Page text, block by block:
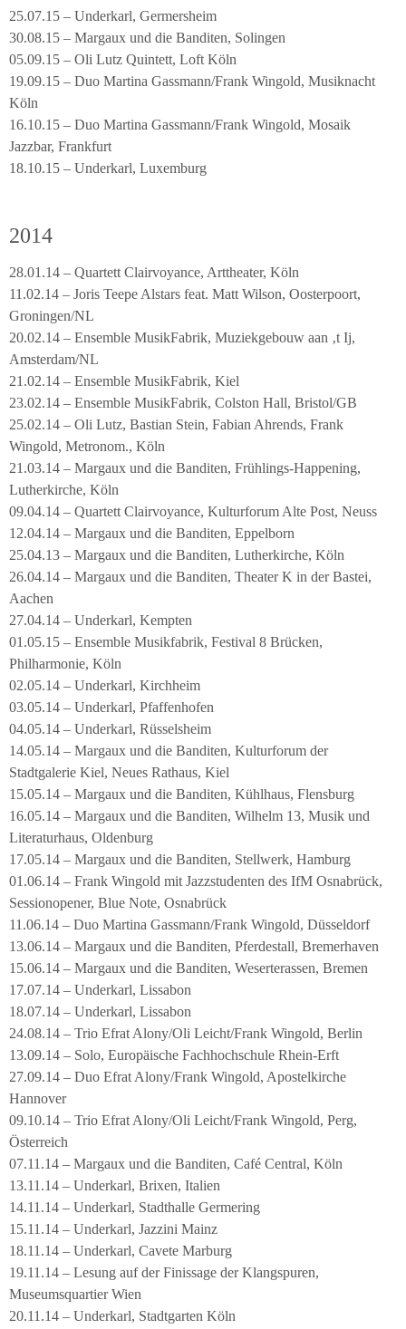
25.07.15 – Underkarl, Germersheim
30.08.15 – Margaux und die Banditen, Solingen
05.09.15 – Oli Lutz Quintett, Loft Köln
19.09.15 – Duo Martina Gassmann/Frank Wingold, Musiknacht
Köln
16.10.15 – Duo Martina Gassmann/Frank Wingold, Mosaik
Jazzbar, Frankfurt
18.10.15 – Underkarl, Luxemburg
2014
28.01.14 – Quartett Clairvoyance, Arttheater, Köln
11.02.14 – Joris Teepe Alstars feat. Matt Wilson, Oosterpoort,
Groningen/NL
20.02.14 – Ensemble MusikFabrik, Muziekgebouw aan ‚t Ij,
Amsterdam/NL
21.02.14 – Ensemble MusikFabrik, Kiel
23.02.14 – Ensemble MusikFabrik, Colston Hall, Bristol/GB
25.02.14 – Oli Lutz, Bastian Stein, Fabian Ahrends, Frank
Wingold, Metronom., Köln
21.03.14 – Margaux und die Banditen, Frühlings-Happening,
Lutherkirche, Köln
09.04.14 – Quartett Clairvoyance, Kulturforum Alte Post, Neuss
12.04.14 – Margaux und die Banditen, Eppelborn
25.04.13 – Margaux und die Banditen, Lutherkirche, Köln
26.04.14 – Margaux und die Banditen, Theater K in der Bastei,
Aachen
27.04.14 – Underkarl, Kempten
01.05.15 – Ensemble Musikfabrik, Festival 8 Brücken,
Philharmonie, Köln
02.05.14 – Underkarl, Kirchheim
03.05.14 – Underkarl, Pfaffenhofen
04.05.14 – Underkarl, Rüsselsheim
14.05.14 – Margaux und die Banditen, Kulturforum der
Stadtgalerie Kiel, Neues Rathaus, Kiel
15.05.14 – Margaux und die Banditen, Kühlhaus, Flensburg
16.05.14 – Margaux und die Banditen, Wilhelm 13, Musik und
Literaturhaus, Oldenburg
17.05.14 – Margaux und die Banditen, Stellwerk, Hamburg
01.06.14 – Frank Wingold mit Jazzstudenten des IfM Osnabrück,
Sessionopener, Blue Note, Osnabrück
11.06.14 – Duo Martina Gassmann/Frank Wingold, Düsseldorf
13.06.14 – Margaux und die Banditen, Pferdestall, Bremerhaven
15.06.14 – Margaux und die Banditen, Weserterassen, Bremen
17.07.14 – Underkarl, Lissabon
18.07.14 – Underkarl, Lissabon
24.08.14 – Trio Efrat Alony/Oli Leicht/Frank Wingold, Berlin
13.09.14 – Solo, Europäische Fachhochschule Rhein-Erft
27.09.14 – Duo Efrat Alony/Frank Wingold, Apostelkirche
Hannover
09.10.14 – Trio Efrat Alony/Oli Leicht/Frank Wingold, Perg,
Österreich
07.11.14 – Margaux und die Banditen, Café Central, Köln
13.11.14 – Underkarl, Brixen, Italien
14.11.14 – Underkarl, Stadthalle Germering
15.11.14 – Underkarl, Jazzini Mainz
18.11.14 – Underkarl, Cavete Marburg
19.11.14 – Lesung auf der Finissage der Klangspuren,
Museumsquartier Wien
20.11.14 – Underkarl, Stadtgarten Köln